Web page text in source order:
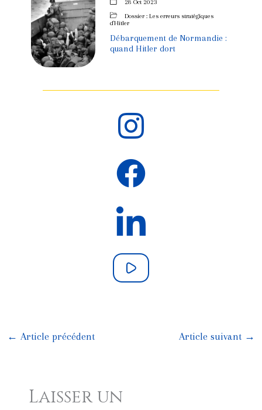
28 Oct 2023
Dossier : Les erreurs stratégiques
d'Hitler
Débarquement de Normandie :
quand Hitler dort
← Article précédent Article suivant →
Laisser un